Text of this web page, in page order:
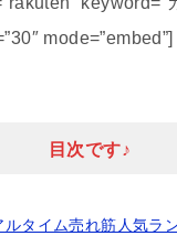
mode=”embed”]
目次です♪
タイム売れ筋人気ラ